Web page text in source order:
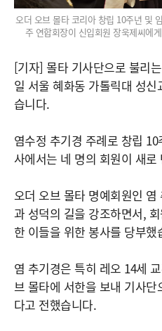
오더 오브 몰타 코리아 창립 10주년 및
주 연합회장이 신입회원 장욱제씨에
[기자] 몰타 기사단으로 불리
일 서울 혜화동 가톨릭대 성
습니다.
염수정 추기경 주례로 창립
사에서는 네 명의 회원이 새로
오더 오브 몰타 명예회원인
과 성덕의 길을 강조하면서,
한 이들을 위한 봉사를 당부했
염 추기경은 특히 레오 14세
브 몰타에 서한을 보내 기사
다고 전했습니다.